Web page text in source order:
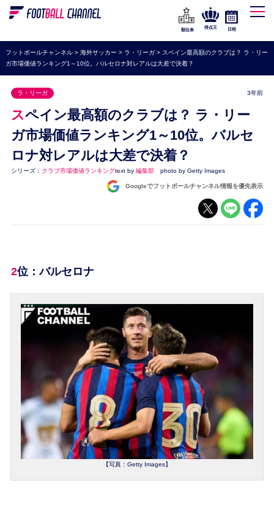
WEリーグ
海外サッカー
プレミアリーグ
ラ・リーガ
セリエA
ブンデスリーガ
UEFA
ナショナルチーム
順位表
得点王 日程
フットボールチャンネル> 海外サッカー > ラ・リーガ> スペイン最高額のクラブは？ ラ・リー
ガ市場価値ランキング1～10位。バルセロナ対レアルは大差で決着？
ラ・リーガ 3年前
スペイン最高額のクラブは？ ラ・リー
ガ市場価値ランキング1～10位。バルセ
ロナ対レアルは大差で決着？
シリーズ： クラブ市場価値ランキングtext by 編集部 photo by Getty Images
Googleでフットボールチャンネル情報を優先表示
2位：バルセロナ
【写真：Getty Images】